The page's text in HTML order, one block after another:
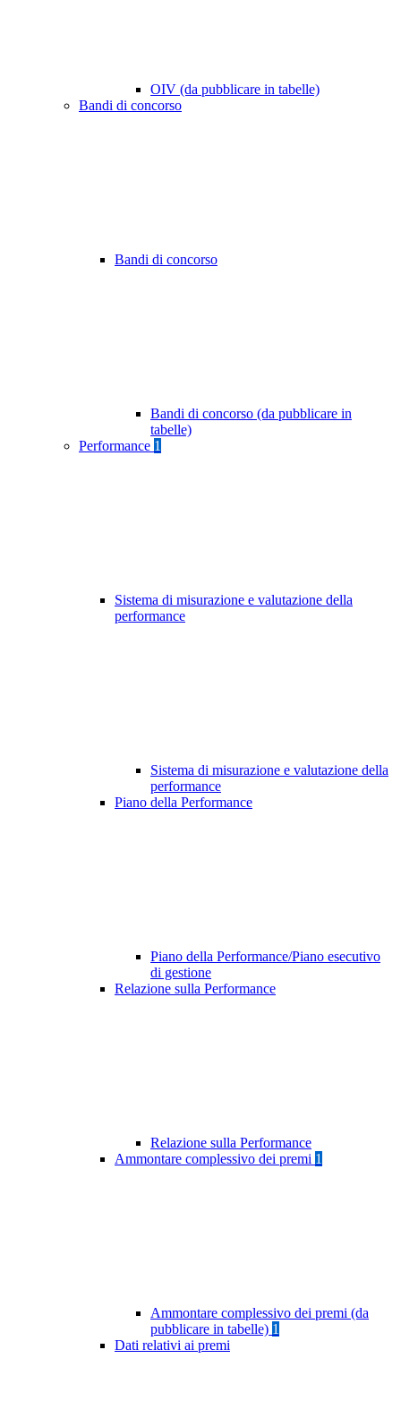
OIV (da pubblicare in tabelle)
Bandi di concorso
Bandi di concorso
Bandi di concorso (da pubblicare in
tabelle)
Performance 1
Sistema di misurazione e valutazione della
performance
Sistema di misurazione e valutazione della
performance
Piano della Performance
Piano della Performance/Piano esecutivo
di gestione
Relazione sulla Performance
Relazione sulla Performance
Ammontare complessivo dei premi 1
Ammontare complessivo dei premi (da
pubblicare in tabelle) 1
Dati relativi ai premi